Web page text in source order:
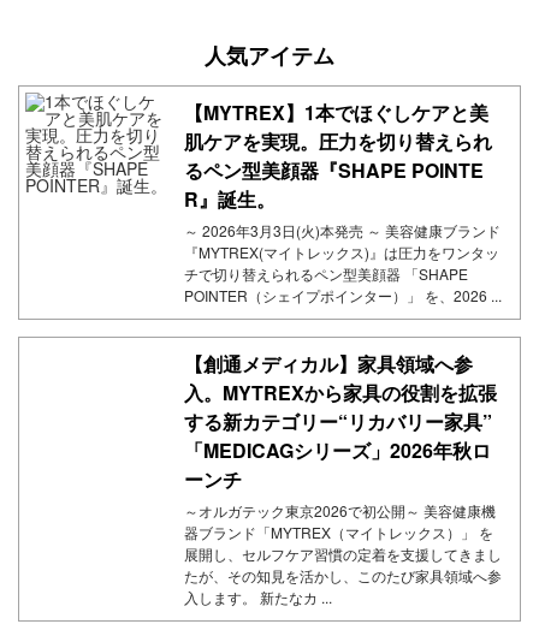
人気アイテム
【MYTREX】1本でほぐしケアと美
肌ケアを実現。圧力を切り替えられ
るペン型美顔器『SHAPE POINTE
R』誕生。
～ 2026年3月3日(火)本発売 ～ 美容健康ブランド
『MYTREX(マイトレックス)』は圧力をワンタッ
チで切り替えられるペン型美顔器 「SHAPE
POINTER（シェイプポインター）」 を、2026 ...
【創通メディカル】家具領域へ参
入。MYTREXから家具の役割を拡張
する新カテゴリー“リカバリー家具”
「MEDICAGシリーズ」2026年秋ロ
ーンチ
～オルガテック東京2026で初公開～ 美容健康機
器ブランド「MYTREX（マイトレックス）」 を
展開し、セルフケア習慣の定着を支援してきまし
たが、その知見を活かし、このたび家具領域へ参
入します。 新たなカ ...